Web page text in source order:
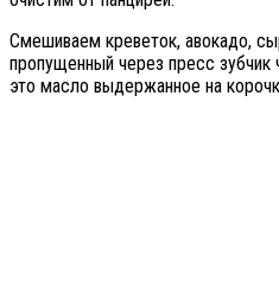
Смешиваем креветок, авокадо,
пропущенный через пресс зубчик
это масло выдержанное на